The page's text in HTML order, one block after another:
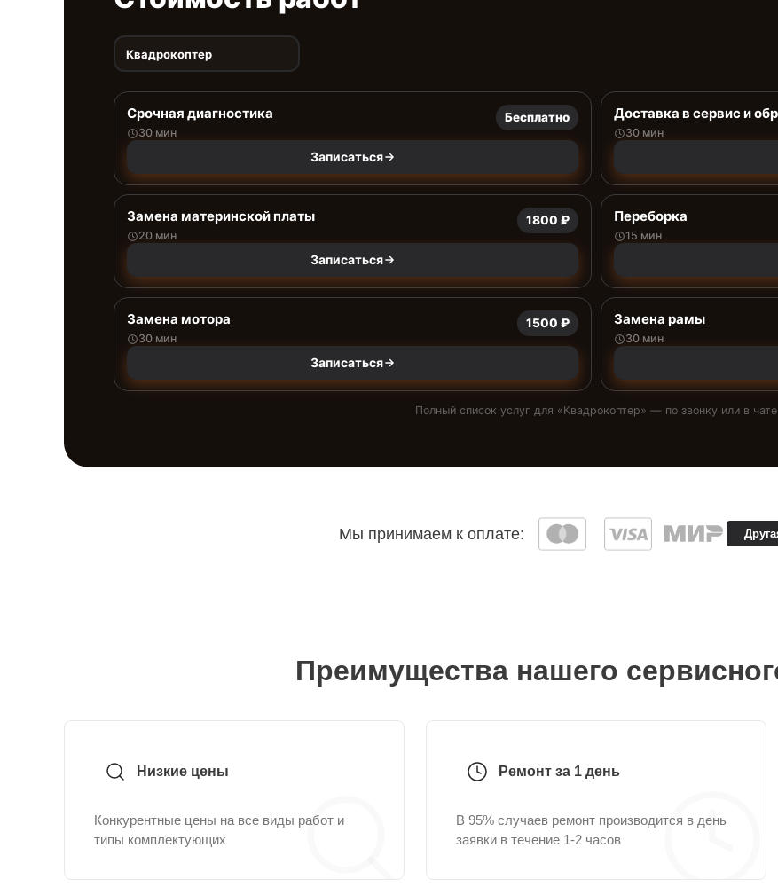
Квадрокоптер
Срочная диагностика
30 мин
Бесплатно
Записаться
Доставка в сервис и
30 мин
Замена материнской платы
20 мин
1800 ₽
Записаться
Переборка
15 мин
Замена мотора
30 мин
1500 ₽
Записаться
Замена рамы
30 мин
Полный список услуг для «Квадрокоптер» — по звонку или в чате
Мы принимаем к оплате:
Преимущества нашего
Низкие цены
Конкурентные цены на все виды работ и
типы комплектующих
Ремонт за 1 день
В 95% случаев ремонт производится в день
заявки в течение 1-2 часов